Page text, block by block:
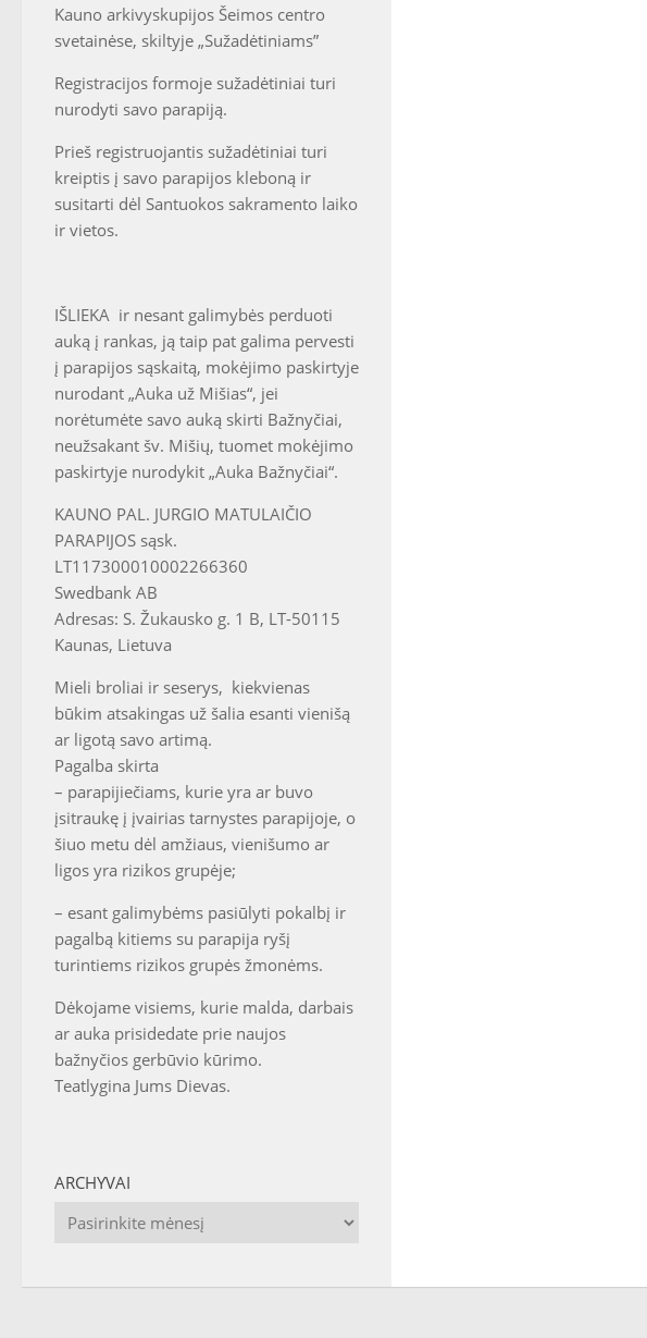
Kauno arkivyskupijos Šeimos centro
svetainėse, skiltyje „Sužadėtiniams”
Registracijos formoje sužadėtiniai turi
nurodyti savo parapiją.
Prieš registruojantis sužadėtiniai turi
kreiptis į savo parapijos kleboną ir
susitarti dėl Santuokos sakramento laiko
ir vietos.
IŠLIEKA ir nesant galimybės perduoti
auką į rankas, ją taip pat galima pervesti
į parapijos sąskaitą, mokėjimo paskirtyje
nurodant „Auka už Mišias“, jei
norėtumėte savo auką skirti Bažnyčiai,
neužsakant šv. Mišių, tuomet mokėjimo
paskirtyje nurodykit „Auka Bažnyčiai“.
KAUNO PAL. JURGIO MATULAIČIO
PARAPIJOS sąsk.
LT117300010002266360
Swedbank AB
Adresas: S. Žukausko g. 1 B, LT-50115
Kaunas, Lietuva
Mieli broliai ir seserys, kiekvienas
būkim atsakingas už šalia esanti vienišą
ar ligotą savo artimą.
Pagalba skirta
– parapijiečiams, kurie yra ar buvo
įsitraukę į įvairias tarnystes parapijoje, o
šiuo metu dėl amžiaus, vienišumo ar
ligos yra rizikos grupėje;
– esant galimybėms pasiūlyti pokalbį ir
pagalbą kitiems su parapija ryšį
turintiems rizikos grupės žmonėms.
Dėkojame visiems, kurie malda, darbais
ar auka prisidedate prie naujos
bažnyčios gerbūvio kūrimo.
Teatlygina Jums Dievas.
ARCHYVAI
Archyvai